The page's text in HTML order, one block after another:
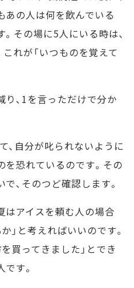
あの人は何を飲んでいる
その場に5人にいる時は、
れが「いつものを覚えて
、1を言っただけで分か
、自分が叱られないように
を恐れているのです。その
、そのつど確認します。
はアイスを頼む人の場合
」と考えればいいのです。
買ってきました」とでき
す。